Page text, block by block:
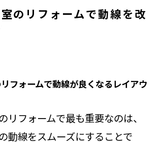
のリフォームで動線を改
フォームで動線が良くなるレイアウ
リフォームで最も重要なのは、
動線をスムーズにすることで